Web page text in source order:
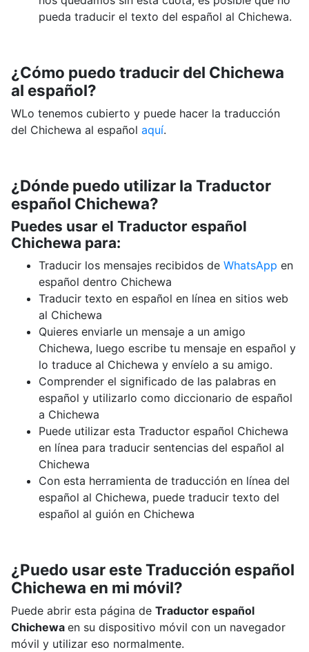
pueda traducir el texto del español al Chichewa.
¿Cómo puedo traducir del Chichewa
al español?
WLo tenemos cubierto y puede hacer la traducción
del Chichewa al español aquí.
¿Dónde puedo utilizar la Traductor
español Chichewa?
Puedes usar el Traductor español
Chichewa para:
Traducir los mensajes recibidos de WhatsApp en
español dentro Chichewa
Traducir texto en español en línea en sitios web
al Chichewa
Quieres enviarle un mensaje a un amigo
Chichewa, luego escribe tu mensaje en español y
lo traduce al Chichewa y envíelo a su amigo.
Comprender el significado de las palabras en
español y utilizarlo como diccionario de español
a Chichewa
Puede utilizar esta Traductor español Chichewa
en línea para traducir sentencias del español al
Chichewa
Con esta herramienta de traducción en línea del
español al Chichewa, puede traducir texto del
español al guión en Chichewa
¿Puedo usar este Traducción español
Chichewa en mi móvil?
Puede abrir esta página de Traductor español
Chichewa en su dispositivo móvil con un navegador
móvil y utilizar eso normalmente.